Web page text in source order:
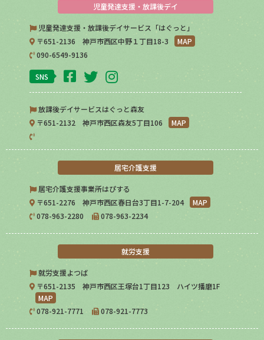
児童発達支援・放課後デイ
児童発達支援・放課後デイサービス「はぐっと」
〒651-2136 神戸市西区中野１丁目18-3
MAP
090-6549-9136
SNS
放課後デイサービスはぐっと森友
〒651-2132 神戸市西区森友5丁目106
MAP
居宅介護支援
居宅介護支援事業所はぴする
〒651-2276 神戸市西区春日台3丁目1-7-204
MAP
078-963-2280
078-963-2234
就労支援
就労支援よつば
〒651-2135 神戸市西区王塚台1丁目123 ハイツ播磨1F
MAP
078-921-7771
078-921-7773